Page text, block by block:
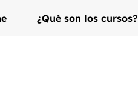
¿Qué son los cursos?